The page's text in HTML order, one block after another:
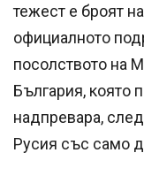
тежест е броят
официалното
посолството на
България, която
надпревара,
Русия със само